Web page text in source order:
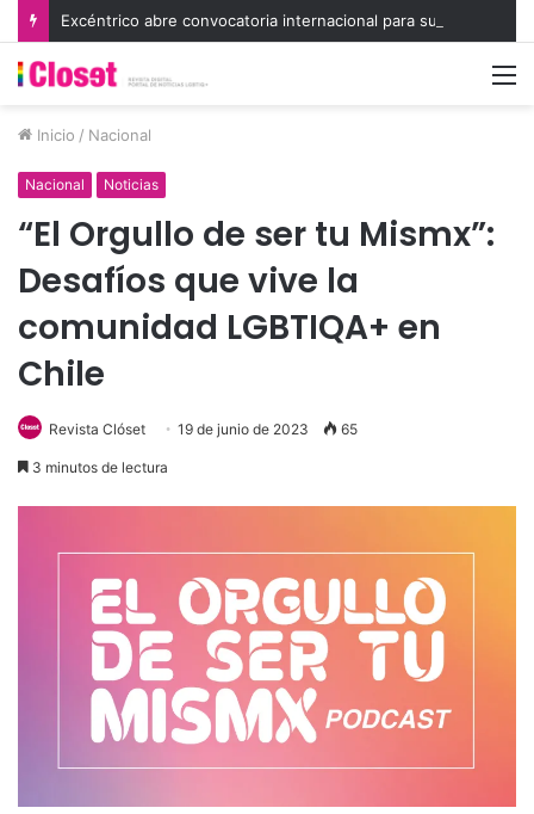
Inicio / Nacional
Nacional Noticias
“El Orgullo de ser tu Mismx”:
Desafíos que vive la
comunidad LGBTIQA+ en
Chile
Revista Clóset 19 de junio de 2023 65
3 minutos de lectura